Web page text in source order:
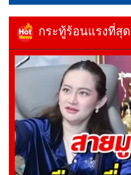
กระทู้ร้อนแรงที่สุ